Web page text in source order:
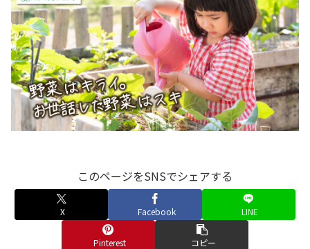
このページをSNSでシェアする
X Facebook LINE
Pinterest コピー